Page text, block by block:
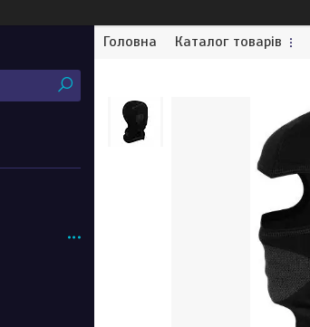
Головна Каталог товарів